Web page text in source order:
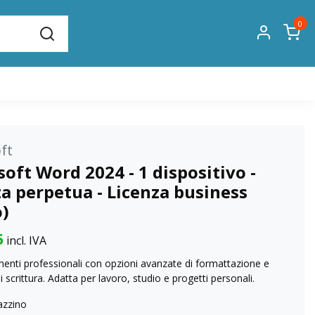
0
Word 2024 - 1 dispositivo -
perpetua - Licenza business
incl. IVA
professionali con opzioni avanzate di formattazione e
scrittura. Adatta per lavoro, studio e progetti personali.